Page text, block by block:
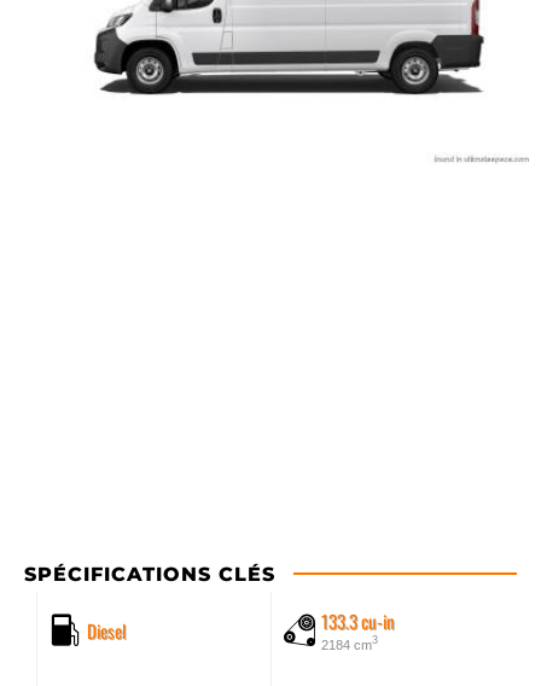
SPÉCIFICATIONS CLÉS
Diesel 133.3 cu-in
2184 cm3